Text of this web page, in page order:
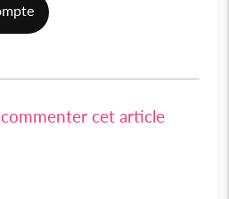
cet article